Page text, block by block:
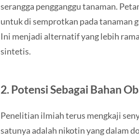
serangga pengganggu tanaman.
untuk di semprotkan pada tanaman
Ini menjadi alternatif yang lebih
sintetis.
2.Potensi Sebagai Bahan
Penelitian ilmiah terus mengkaji
satunya adalah nikotin yang dalam